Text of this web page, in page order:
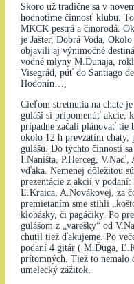
Skoro už tradične sa v
hodnotíme činnosť klubu.
MKCK pestrá a činorodá.
je Jašter, Dobrá Voda,
objavili aj výnimočné
vodné mlyny M.Dunaja,
Visegrád, púť do Santiago
Hodonín…,
Cieľom stretnutia na chate
guláši si pripomenúť akcie,
prípadne začali plánovať tie
okolo 12 h prevzatím chaty,
gulášu. Do týchto činností
I.Naništa, P.Herceg,
vďaka. Nemenej dôležitou
prezentácie z akcií v podaní:
Ľ.Kraica, A.Novákovej, za
premietaním sme stihli
klobásky, či pagáčiky. Po
gulášom z „varešky“ od
chutil tiež ďakujeme. Po
podaní 4 gitár ( M.Ďuga,
prítomných. Tiež to nemalo
umelecký zážitok.